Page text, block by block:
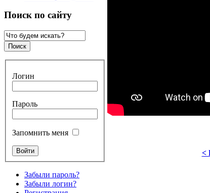
Поиск по сайту
Логин
Пароль
Запомнить меня
Забыли пароль?
Забыли логин?
<